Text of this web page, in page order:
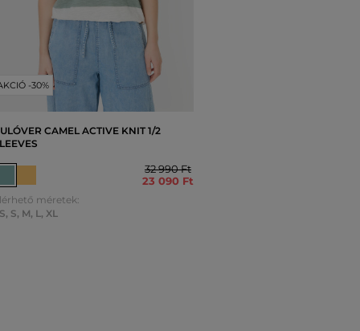
-30%
CAMEL ACTIVE KNIT 1/2
32 990 Ft
23 090 Ft
méretek:
, S, M, L, XL